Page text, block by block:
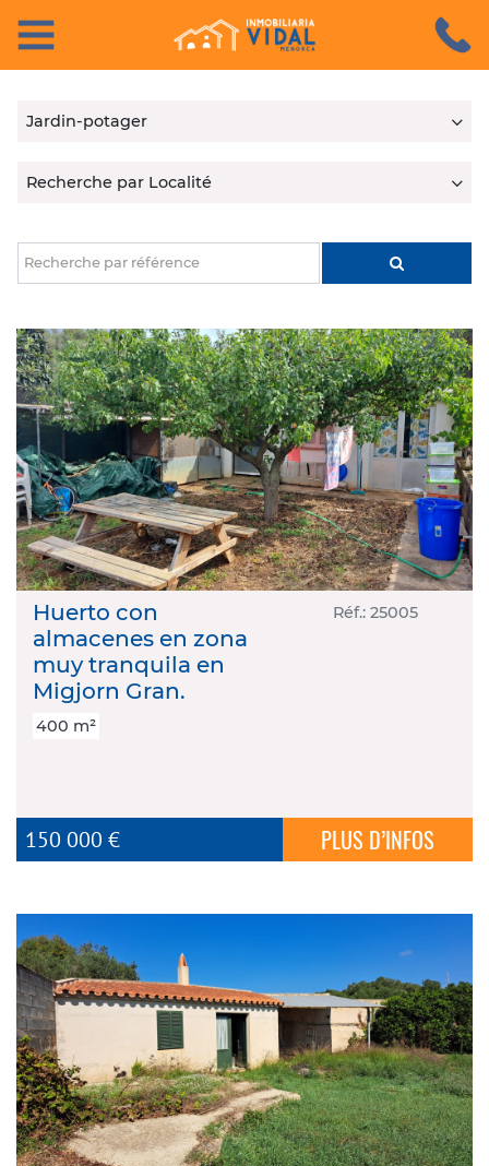
Castellano
ACCUEIL
VENTE
SERVICES
NOTRE
AGENCE
CONTACT
Jardin-potager
Recherche par Localité
Recherche par référence
Huerto con
almacenes en zona
muy tranquila en
Migjorn Gran.
Réf.: 25005
400 m²
150 000 € PLUS D’INFOS